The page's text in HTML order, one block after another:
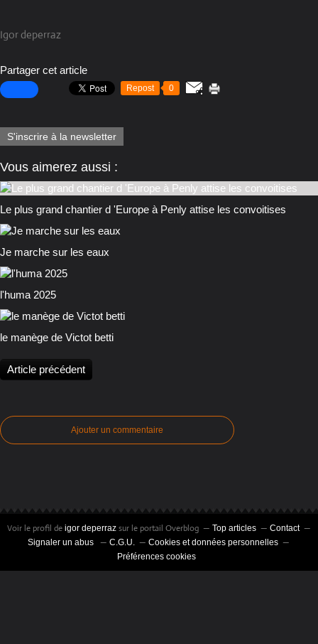
Igor deperraz
Partager cet article
Repost 0
S'inscrire à la newsletter
Vous aimerez aussi :
Le plus grand chantier d 'Europe à Penly attise les convoitises
Je marche sur les eaux
l'huma 2025
le manège de Victot betti
Article précédent
Ajouter un commentaire
Voir le profil de igor deperraz sur le portail Overblog Top articles
Contact
Signaler un abus
C.G.U.
Cookies et données personnelles
Préférences cookies